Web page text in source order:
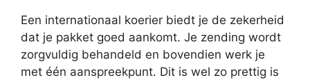
Een internationaal koerier biedt je de zekerheid
dat je pakket goed aankomt. Je zending wordt
zorgvuldig behandeld en bovendien werk je
met één aanspreekpunt. Dit is wel zo prettig is